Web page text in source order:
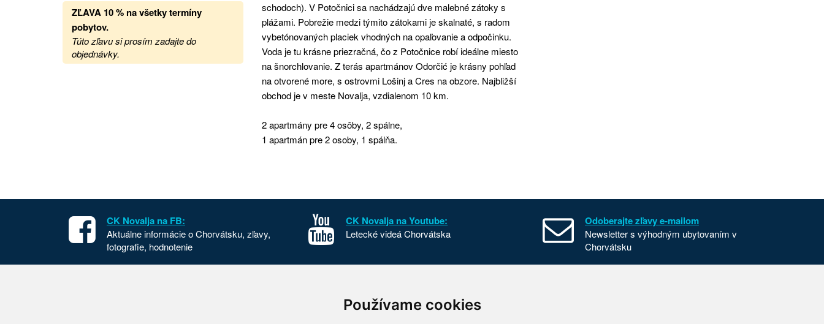
Používame cookies
ZĽAVA 10 % na všetky termíny
pobytov.
Túto zľavu si prosím zadajte do
objednávky.
schodoch). V Potočnici sa nachádzajú dve malebné zátoky s
plážami. Pobrežie medzi týmito zátokami je skalnaté, s radom
vybetónovaných placiek vhodných na opaľovanie a odpočinku.
Voda je tu krásne priezračná, čo z Potočnice robí ideálne miesto
na šnorchlovanie. Z terás apartmánov Odorčić je krásny pohľad
na otvorené more, s ostrovmi Lošinj a Cres na obzore. Najbližší
obchod je v meste Novalja, vzdialenom 10 km.
2 apartmány pre 4 osôby, 2 spálne,
1 apartmán pre 2 osoby, 1 spálňa.
CK Novalja na FB:
Aktuálne informácie o Chorvátsku, zľavy,
fotografie, hodnotenie
CK Novalja na Youtube:
Letecké videá Chorvátska
Odoberajte zľavy e-mailom
Newsletter s výhodným ubytovaním v
Chorvátsku
O nás